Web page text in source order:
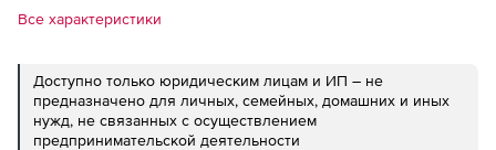
Все характеристики
Доступно только юридическим лицам и ИП – не
предназначено для личных, семейных, домашних и иных
нужд, не связанных с осуществлением
предпринимательской деятельности